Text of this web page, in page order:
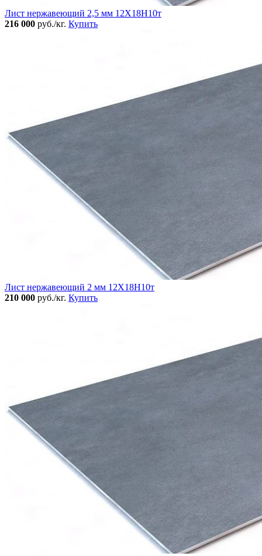
Лист нержавеющий 2,5 мм 12Х18Н10т
216 000 руб./кг. Купить
Лист нержавеющий 2 мм 12Х18Н10т
210 000 руб./кг. Купить